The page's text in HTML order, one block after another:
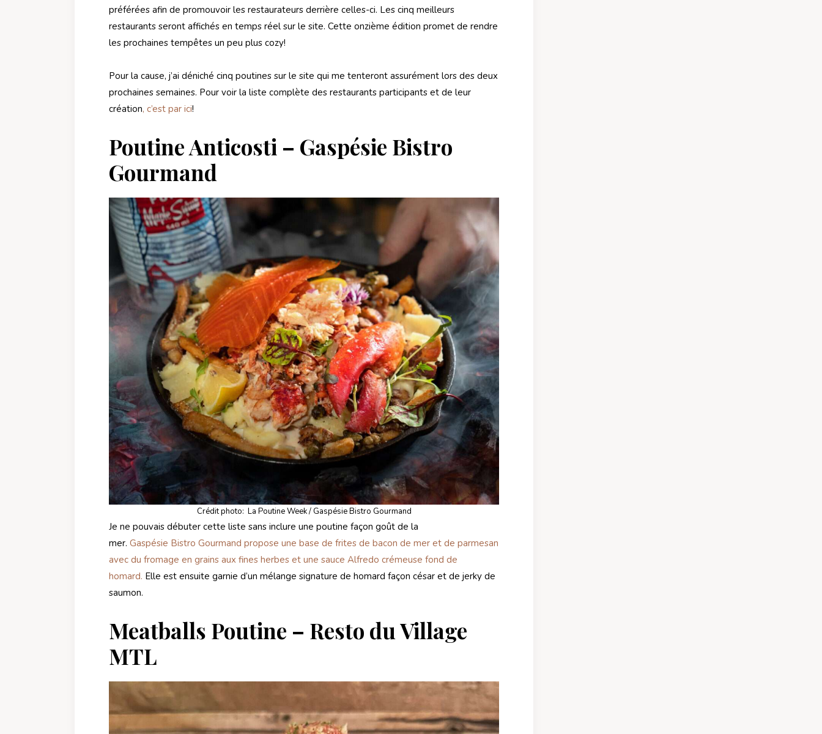
préférées afin de promouvoir les restaurateurs derrière celles-ci. Les cinq meilleurs
restaurants seront affichés en temps réel sur le site. Cette onzième édition promet de rendre
les prochaines tempêtes un peu plus cozy!
Pour la cause, j’ai déniché cinq poutines sur le site qui me tenteront assurément lors des deux
prochaines semaines. Pour voir la liste complète des restaurants participants et de leur
création, c’est par ici!
Poutine Anticosti – Gaspésie Bistro
Gourmand
Crédit photo: La Poutine Week / Gaspésie Bistro Gourmand
Je ne pouvais débuter cette liste sans inclure une poutine façon goût de la
mer. Gaspésie Bistro Gourmand propose une base de frites de bacon de mer et de parmesan
avec du fromage en grains aux fines herbes et une sauce Alfredo crémeuse fond de
homard. Elle est ensuite garnie d’un mélange signature de homard façon césar et de jerky de
saumon.
Meatballs Poutine – Resto du Village
MTL